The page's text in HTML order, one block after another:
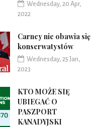
Wednesday, 20 Apr,
2022
Carney nie obawia się
konserwatystów
Wednesday, 25 Jan,
2023
KTO MOŻE SIĘ
UBIEGAĆ O
PASZPORT
KANADYJSKI